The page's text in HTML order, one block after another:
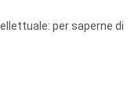
per saperne di